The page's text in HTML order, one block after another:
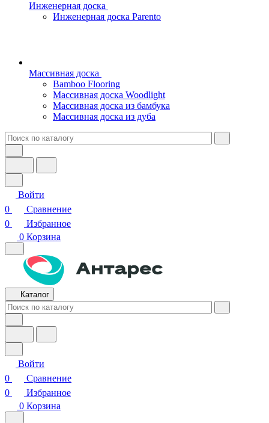
Инженерная доска
Инженерная доска Parento
Массивная доска
Bamboo Flooring
Массивная доска Woodlight
Массивная доска из бамбука
Массивная доска из дуба
Войти
0
Сравнение
0
Избранное
0 Корзина
Каталог
Войти
0
Сравнение
0
Избранное
0 Корзина